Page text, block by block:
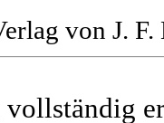
von J. F.